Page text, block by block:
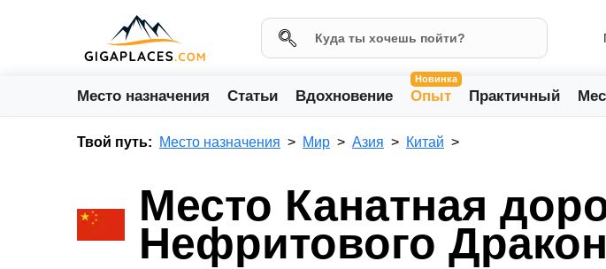
Место назначения Статьи Вдохновение
Новинка
Опыт Практичный
Твой путь: Место назначения Мир Азия Китай
Место Канатная
Нефритового